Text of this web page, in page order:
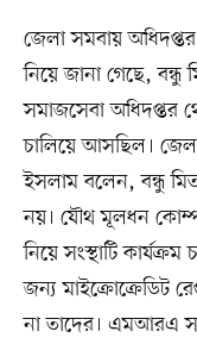
জেলা সমবায়
নিয়ে জানা গেছে,
সমাজসেবা অধিদপ্তর
চালিয়ে আসছিল।
ইসলাম বলেন, বন্ধু
নয়। যৌথ মূলধন
নিয়ে সংস্থাটি
জন্য মাইক্রোক্রেডিট
না তাদের। এমআরএ